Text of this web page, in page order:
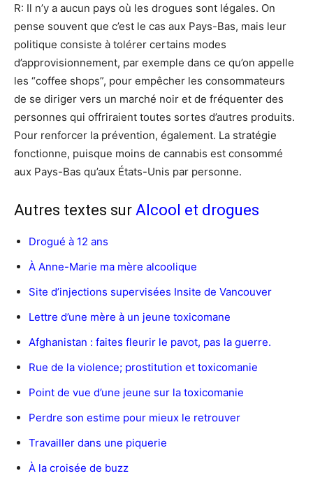
R: Il n’y a aucun pays où les drogues sont légales. On
pense souvent que c’est le cas aux Pays-Bas, mais leur
politique consiste à tolérer certains modes
d’approvisionnement, par exemple dans ce qu’on appelle
les “coffee shops”, pour empêcher les consommateurs
de se diriger vers un marché noir et de fréquenter des
personnes qui offriraient toutes sortes d’autres produits.
Pour renforcer la prévention, également. La stratégie
fonctionne, puisque moins de cannabis est consommé
aux Pays-Bas qu’aux États-Unis par personne.
Autres textes sur Alcool et drogues
Drogué à 12 ans
À Anne-Marie ma mère alcoolique
Site d’injections supervisées Insite de Vancouver
Lettre d’une mère à un jeune toxicomane
Afghanistan : faites fleurir le pavot, pas la guerre.
Rue de la violence; prostitution et toxicomanie
Point de vue d’une jeune sur la toxicomanie
Perdre son estime pour mieux le retrouver
Travailler dans une piquerie
À la croisée de buzz